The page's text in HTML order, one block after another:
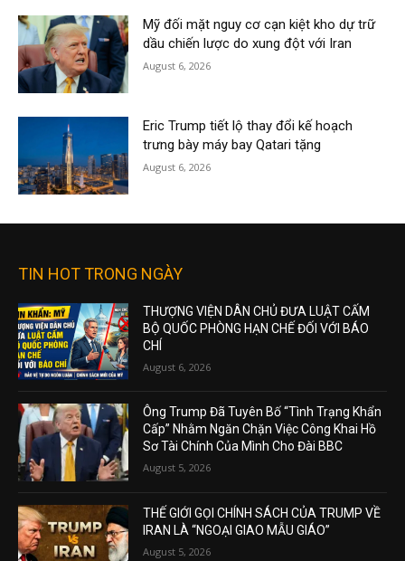
Mỹ đối mặt nguy cơ cạn kiệt kho dự trữ
dầu chiến lược do xung đột với Iran
August 6, 2026
Eric Trump tiết lộ thay đổi kế hoạch
trưng bày máy bay Qatari tặng
August 6, 2026
TIN HOT TRONG NGÀY
THƯỢNG VIỆN DÂN CHỦ ĐƯA LUẬT CẤM
BỘ QUỐC PHÒNG HẠN CHẾ ĐỐI VỚI BÁO
CHÍ
August 6, 2026
Ông Trump Đã Tuyên Bố “Tình Trạng Khẩn
Cấp” Nhằm Ngăn Chặn Việc Công Khai Hồ
Sơ Tài Chính Của Mình Cho Đài BBC
August 5, 2026
THẾ GIỚI GỌI CHÍNH SÁCH CỦA TRUMP VỀ
IRAN LÀ “NGOẠI GIAO MẪU GIÁO”
August 5, 2026